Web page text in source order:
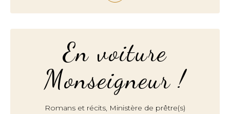
En voiture
Monseigneur !
Romans et récits, Ministère de prêtre(s)